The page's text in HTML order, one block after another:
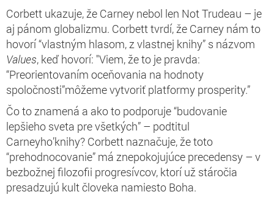
Corbett ukazuje, že Carney nebol len Not Trudeau – je
aj pánom globalizmu. Corbett tvrdí, že Carney nám to
hovorí “vlastným hlasom, z vlastnej knihy” s názvom
Values, keď hovorí: "Viem, že to je pravda:
“Preorientovaním oceňovania na hodnoty
spoločnosti”môžeme vytvoriť platformy prosperity.”
Čo to znamená a ako to podporuje “budovanie
lepšieho sveta pre všetkých” – podtitul
Carneyho’knihy? Corbett naznačuje, že toto
“prehodnocovanie” má znepokojujúce precedensy – v
bezbožnej filozofii progresívcov, ktorí už stáročia
presadzujú kult človeka namiesto Boha.